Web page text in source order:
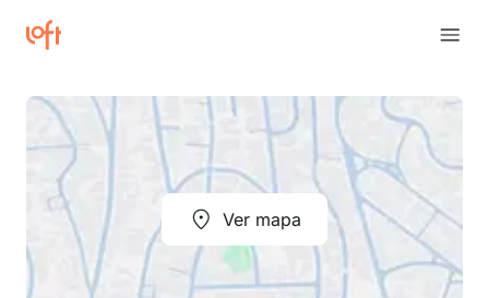
Ver mapa